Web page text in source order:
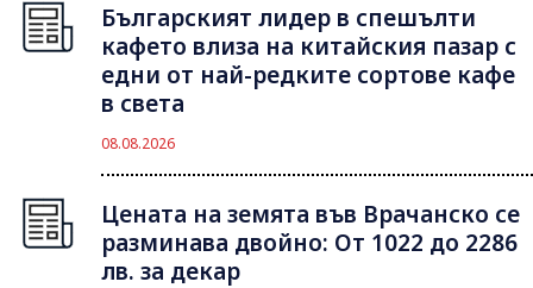
Българският лидер в спешълти
кафето влиза на китайския пазар с
едни от най-редките сортове кафе
в света
08.08.2026
Цената на земята във Врачанско се
разминава двойно: От 1022 до 2286
лв. за декар